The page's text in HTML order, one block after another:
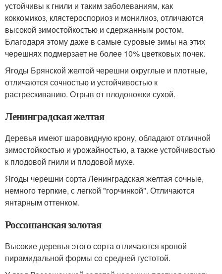
устойчивы к гнили и таким заболеваниям, как
коккомикоз, клястероспориоз и монилиоз, отличаются
высокой зимостойкостью и сдержанным ростом.
Благодаря этому даже в самые суровые зимы на этих
черешнях подмерзает не более 10% цветковых почек.
Ягоды Брянской желтой черешни округлые и плотные,
отличаются сочностью и устойчивостью к
растрескиванию. Отрыв от плодоножки сухой.
Ленинградская желтая
Деревья имеют шаровидную крону, обладают отличной
зимостойкостью и урожайностью, а также устойчивостью
к плодовой гнили и плодовой мухе.
Ягоды черешни сорта Ленинградская желтая сочные,
немного терпкие, с легкой "горчинкой". Отличаются
янтарным оттенком.
Россошанская золотая
Высокие деревья этого сорта отличаются кроной
пирамидальной формы со средней густотой.